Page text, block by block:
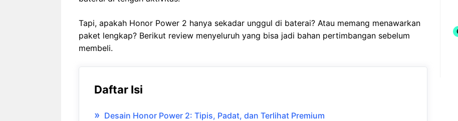
Tapi, apakah Honor Power 2 hanya sekadar unggul di baterai? Atau memang menawarkan
paket lengkap? Berikut review menyeluruh yang bisa jadi bahan pertimbangan sebelum
membeli.
Daftar Isi
Desain Honor Power 2: Tipis, Padat, dan Terlihat Premium